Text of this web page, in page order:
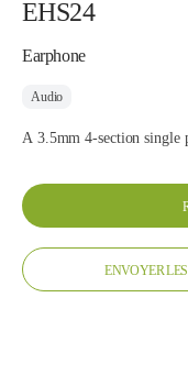
EHS24
Earphone
Audio
A 3.5mm 4-section single
ENVOYER